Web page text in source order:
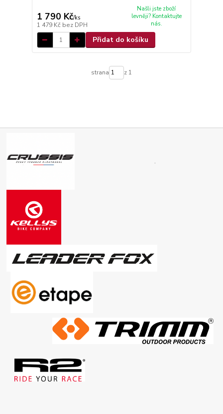
1 790 Kč/ks
1 479 Kč bez DPH
Našli jste zboží
levněji? Kontaktujte
nás.
Přidat do košíku
strana z 1
.